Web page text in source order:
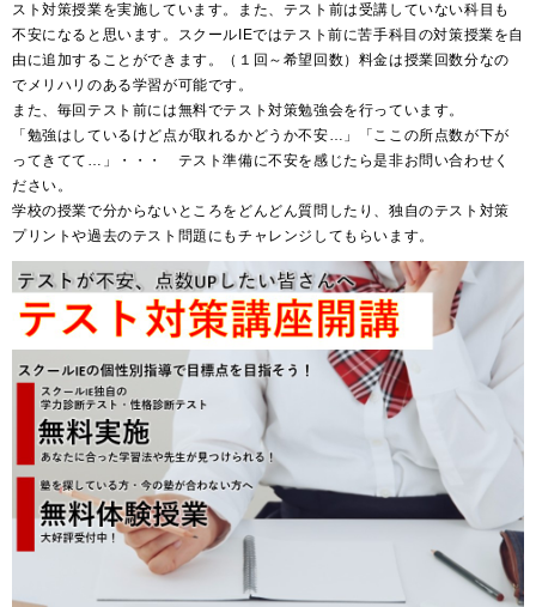
スト対策授業を実施しています。また、テスト前は受講していない科目も
不安になると思います。スクールIEではテスト前に苦手科目の対策授業を自
由に追加することができます。（１回～希望回数）料金は授業回数分なの
でメリハリのある学習が可能です。
また、毎回テスト前には無料でテスト対策勉強会を行っています。
「勉強はしているけど点が取れるかどうか不安…」「ここの所点数が下が
ってきてて…」・・・ テスト準備に不安を感じたら是非お問い合わせく
ださい。
学校の授業で分からないところをどんどん質問したり、独自のテスト対策
プリントや過去のテスト問題にもチャレンジしてもらいます。